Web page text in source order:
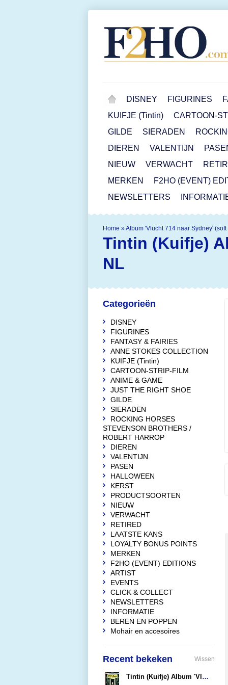
DISNEY FIGURINES
KUIFJE (Tintin)
CARTOON-
GILDE
SIERADEN
DIEREN
VALENTIJN
NIEUW
VERWACHT
MERKEN
F2HO (EVENT)
NEWSLETTERS
Home »Album 'Vlucht 714 naar Sydney'
Tintin (Kuifje)
NL
Categorieën
DISNEY
FIGURINES
FANTASY & FAIRIES
ANNE STOKES COLLECTION
KUIFJE (Tintin)
CARTOON-STRIP-FILM
ANIME & GAME
JUST THE RIGHT SHOE
GILDE
SIERADEN
ROCKING HORSES
STEVENSON BROTHERS /
ROBERT HARROP
DIEREN
VALENTIJN
PASEN
HALLOWEEN
KERST
PRODUCTSOORTEN
NIEUW
VERWACHT
RETIRED
LAATSTE KANS
LOYALTY BONUS POINTS
MERKEN
F2HO (EVENT) EDITIONS
ARTIST
EVENTS
CLICK & COLLECT
NEWSLETTERS
INFORMATIE
BEREN EN POPPEN
Mohair en accesoires
Recent bekeken Wissen
Tintin (Kuifje) Album 'Vlucht 714 naar Sydney' (soft cover) NL